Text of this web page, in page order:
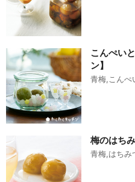
こんぺい
ン】
青梅,こんぺ
梅のはち
青梅,はちみ